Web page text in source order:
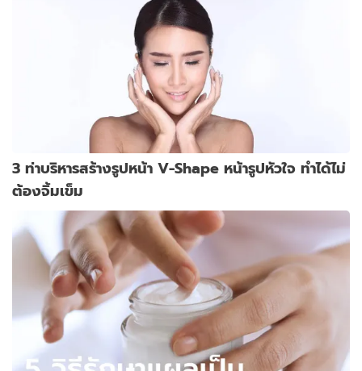
3 ท่าบริหารสร้างรูปหน้า V-Shape หน้ารูปหัวใจ ทำได้ไม่
ต้องจิ้มเข็ม